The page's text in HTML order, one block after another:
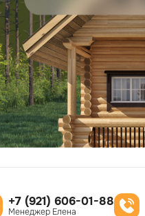
+7 (921) 606-01-88
Менеджер Елена